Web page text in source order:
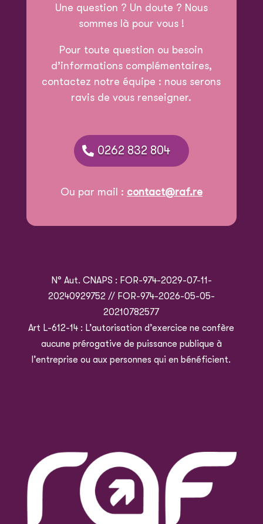
Une question ? Un doute ? Nous
sommes là pour vous !
Pour toute question ou besoin
d’informations complémentaires,
contactez notre équipe : nous serons
ravis de vous renseigner.
0262 832 804
Ou par mail : contact@raf.re
N° Aut. CNAPS : FOR-974-2029-07-11-
20240929752 // FOR-974-2026-05-05-
20210782577
Art L-612-14 : L’autorisation d’exercice ne confère
aucune prérogative de puissance publique à
l’entreprise ou aux personnes qui en bénéficient.